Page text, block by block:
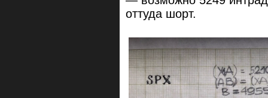
оттуда шорт.